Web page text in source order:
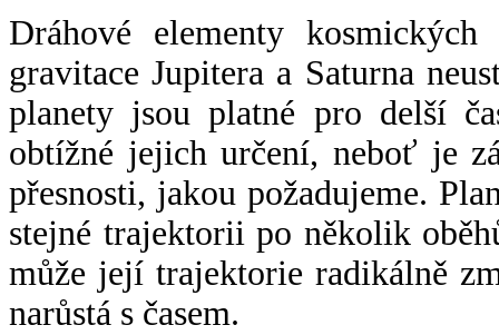
Dráhové elementy
gravitace Jupitera a Saturna
planety jsou platné pro delší
obtížné jejich určení, neboť je
přesnosti, jakou požadujeme.
stejné trajektorii po několik
může její trajektorie radikálně
narůstá s časem.